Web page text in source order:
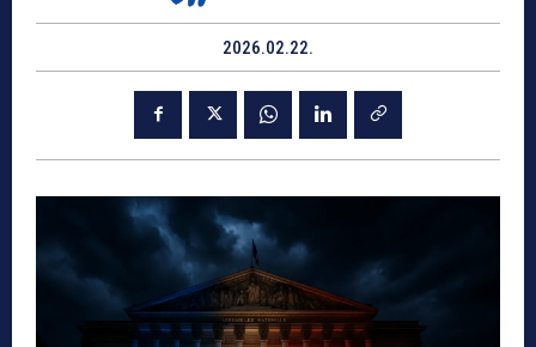
2026.02.22.